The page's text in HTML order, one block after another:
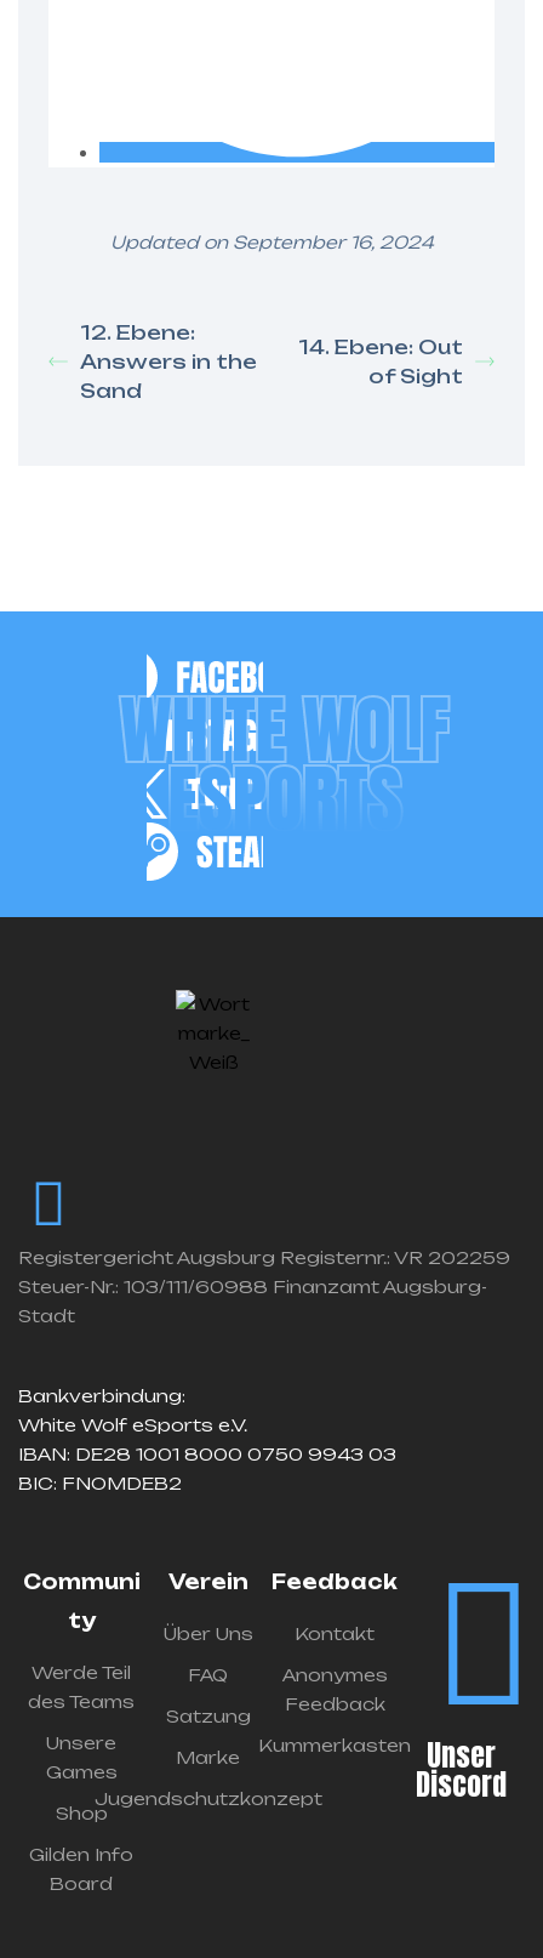
Updated on September 16, 2024
12. Ebene:
Answers in the
Sand
14. Ebene: Out
of Sight
WHITE WOLF
ESPORTS
Registergericht Augsburg Registernr.: VR 202259
Steuer-Nr.: 103/111/60988 Finanzamt Augsburg-
Stadt
Bankverbindung:
White Wolf eSports e.V.
IBAN: DE28 1001 8000 0750 9943 03
BIC: FNOMDEB2
Communi
ty
Werde Teil
des Teams
Unsere
Games
Shop
Gilden Info
Board
Verein
Über Uns
FAQ
Satzung
Marke
Jugendschutzkonzept
Feedback
Kontakt
Anonymes
Feedback
Kummerkasten
Unser
Discord